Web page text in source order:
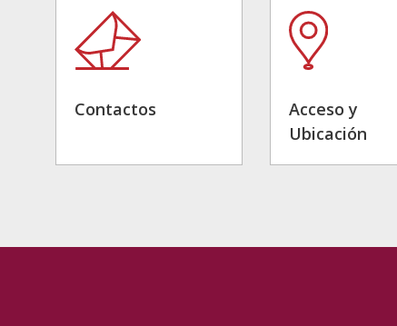
Contactos
Acceso y
Ubicación